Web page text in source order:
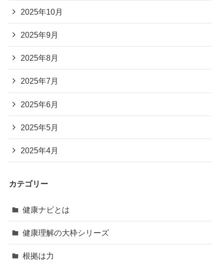
2025年10月
2025年9月
2025年8月
2025年7月
2025年6月
2025年5月
2025年4月
カテゴリー
健康ナビとは
健康理解の大枠シリーズ
根拠は力